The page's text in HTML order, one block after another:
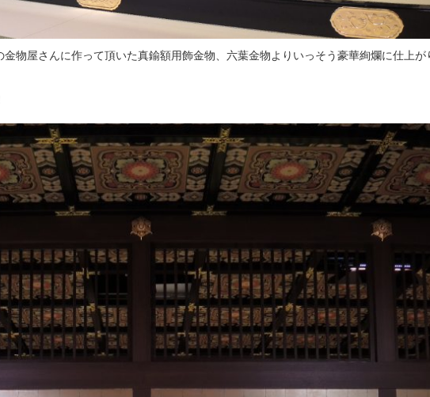
金物屋さんに作って頂いた真鍮額用飾金物、六葉金物よりいっそう豪華絢爛に仕上が